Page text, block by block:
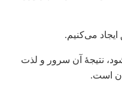
می‌کنیم.
نتیجۀ آن سرور و لذت
است.